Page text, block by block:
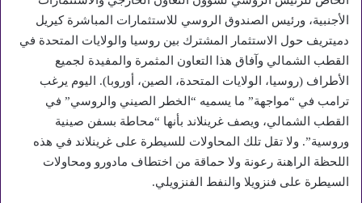
الأجنبية، ورئيس الصندوق الروسي للاستثمارات المباشرة كيريل
دميتريف حول الاستثمار المشترك بين روسيا والولايات المتحدة في
القطب الشمالي وآفاق هذا التعاون المثمرة والمفيدة لجميع
الأطراف (روسيا، الولايات المتحدة، الصين، أوروبا). اليوم يرغب
ترامب في “مواجهة” ما يسميه “الخطر الصيني والروسي” في
القطب الشمالي، ويصف غرينلاند بأنها “محاطة بسفن صينية
وروسية”. ولا تقل تلك المحاولات للسيطرة على غرينلاند في هذه
اللحظة الراهنة رعونة ولا حماقة من اختطاف مادورو ومحاولات
السيطرة على فنزويلا والنفط الفنزويلي.